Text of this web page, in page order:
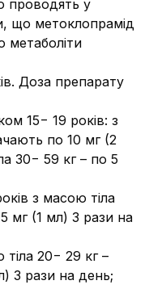
проводять у
що метоклопрамід
метаболіти
Доза препарату
15− 19 років: з
по 10 мг (2
30− 59 кг – по 5
з масою тіла
мг (1 мл) 3 рази на
тіла 20− 29 кг –
3 рази на день;